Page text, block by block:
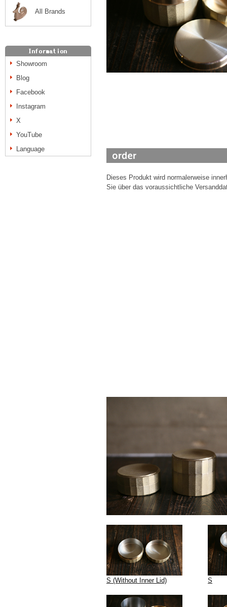
All Brands
Showroom
Blog
Facebook
Instagram
X
YouTube
Language
Dieses Produkt wird normalerweise
Sie über das voraussichtliche
S (Without Inner Lid) S